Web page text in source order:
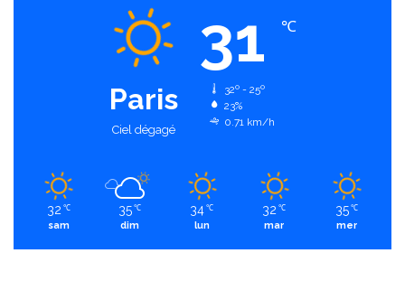
Paris
Ciel dégagé
31 ℃
32º - 25º
23%
0.71 km/h
32 ℃
sam
35 ℃
dim
34 ℃
lun
32 ℃
mar
35 ℃
mer